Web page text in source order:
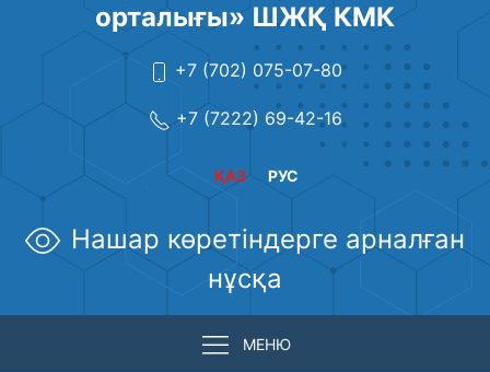
орталығы» ШЖҚ КМК
+7 (702) 075-07-80
+7 (7222) 69-42-16
РУС
ҚАЗ
Нашар көретіндерге арналған
нұсқа
МЕНЮ